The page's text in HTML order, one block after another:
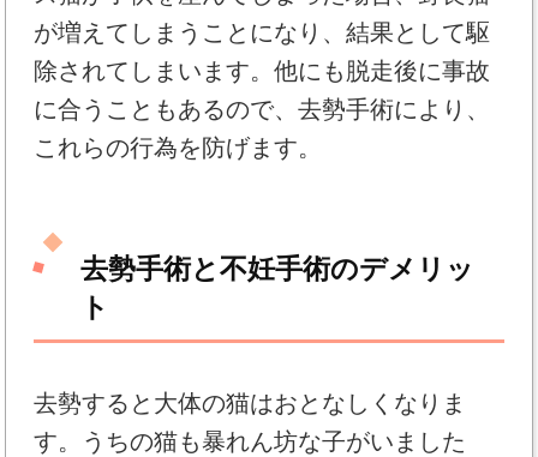
が増えてしまうことになり、結果として駆
除されてしまいます。他にも脱走後に事故
に合うこともあるので、去勢手術により、
これらの行為を防げます。
去勢手術と不妊手術のデメリッ
ト
去勢すると大体の猫はおとなしくなりま
す。うちの猫も暴れん坊な子がいました